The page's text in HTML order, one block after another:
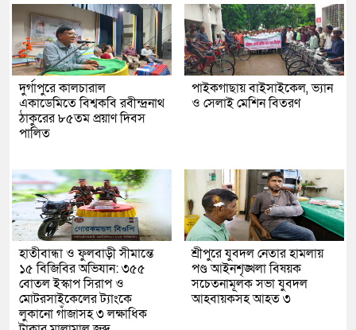
দুর্গাপুরে কালচারাল
একাডেমিতে বিশ্বকবি রবীন্দ্রনাথ
ঠাকুরের ৮৫তম প্রয়াণ দিবস
পালিত
পাইকগাছায় বাইসাইকেল, ভ্যান
ও সেলাই মেশিন বিতরণ
হাতীবান্ধা ও ফুলবাড়ী সীমান্তে
১৫ বিজিবির অভিযান: ৩৫৫
বোতল ইস্কাপ সিরাপ ও
মোটরসাইকেলের ট্যাংকে
লুকানো গাঁজাসহ ৩ লক্ষাধিক
শ্রীপুরে যুবদল নেতার হামলায়
পণ্ড আইনশৃঙ্খলা বিষয়ক
সচেতনামূলক সভা যুবদল
আহবায়কসহ আহত ৩